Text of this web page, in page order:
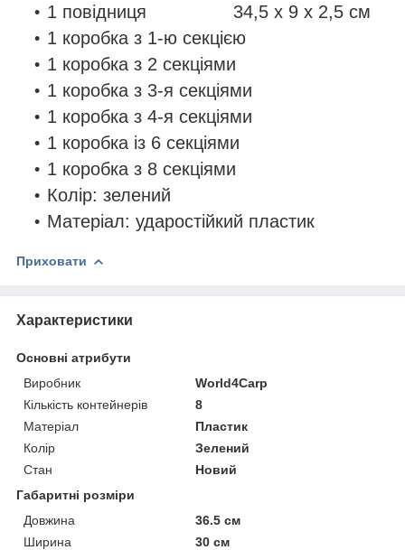
1 повідниця 34,5 х 9 х 2,5 см
1 коробка з 1-ю секцією
1 коробка з 2 секціями
1 коробка з 3-я секціями
1 коробка з 4-я секціями
1 коробка із 6 секціями
1 коробка з 8 секціями
Колір: зелений
Матеріал: ударостійкий пластик
Приховати
Характеристики
Основні атрибути
Виробник
World4Carp
Кількість контейнерів
8
Матеріал
Пластик
Колір
Зелений
Стан
Новий
Габаритні розміри
Довжина
36.5 см
Ширина
30 см